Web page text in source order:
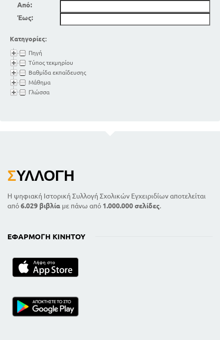
Από:
Έως:
Κατηγορίες:
Πηγή
Τύπος τεκμηρίου
Βαθμίδα εκπαίδευσης
Μάθημα
Γλώσσα
ΣΥΛΛΟΓΉ
Η ψηφιακή Ιστορική Συλλογή Σχολικών Εγχειριδίων αποτελείται
από6.029 βιβλία με πάνω από 1.000.000 σελίδες.
ΕΦΑΡΜΟΓΉ ΚΙΝΗΤΟΎ